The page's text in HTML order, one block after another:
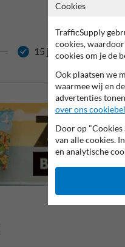
15 jaar garantie op
Cookies
TrafficSupply
cookies,
cookies om je de
Ook plaatsen we
waarmee wij en
advertenties
over ons
Door op "Cookies
van alle cookies.
en analytische